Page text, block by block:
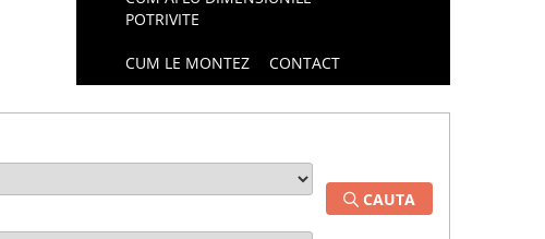
POTRIVITE
CUM LE MONTEZ CONTACT
CAUTA